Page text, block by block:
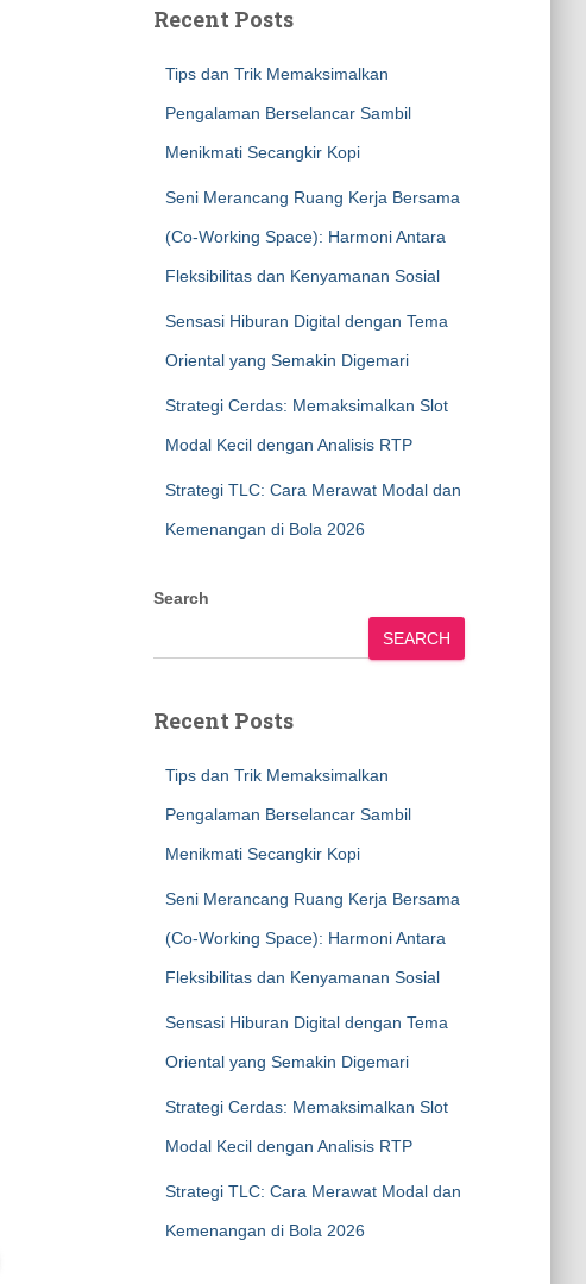
Recent Posts
Tips dan Trik Memaksimalkan
Pengalaman Berselancar Sambil
Menikmati Secangkir Kopi
Seni Merancang Ruang Kerja Bersama
(Co-Working Space): Harmoni Antara
Fleksibilitas dan Kenyamanan Sosial
Sensasi Hiburan Digital dengan Tema
Oriental yang Semakin Digemari
Strategi Cerdas: Memaksimalkan Slot
Modal Kecil dengan Analisis RTP
Strategi TLC: Cara Merawat Modal dan
Kemenangan di Bola 2026
Search
SEARCH
Recent Posts
Tips dan Trik Memaksimalkan
Pengalaman Berselancar Sambil
Menikmati Secangkir Kopi
Seni Merancang Ruang Kerja Bersama
(Co-Working Space): Harmoni Antara
Fleksibilitas dan Kenyamanan Sosial
Sensasi Hiburan Digital dengan Tema
Oriental yang Semakin Digemari
Strategi Cerdas: Memaksimalkan Slot
Modal Kecil dengan Analisis RTP
Strategi TLC: Cara Merawat Modal dan
Kemenangan di Bola 2026